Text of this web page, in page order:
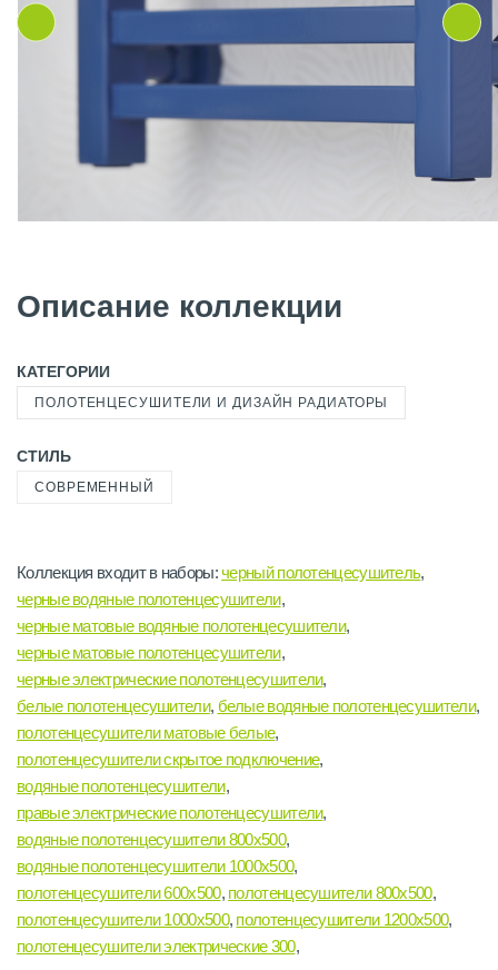
Описание коллекции
КАТЕГОРИИ
ПОЛОТЕНЦЕСУШИТЕЛИ И ДИЗАЙН РАДИАТОРЫ
СТИЛЬ
СОВРЕМЕННЫЙ
Коллекция входит в наборы:черный полотенцесушитель,
черные водяные полотенцесушители,
черные матовые водяные полотенцесушители,
черные матовые полотенцесушители,
черные электрические полотенцесушители,
белые полотенцесушители, белые водяные полотенцесушители,
полотенцесушители матовые белые,
полотенцесушители скрытое подключение,
водяные полотенцесушители,
правые электрические полотенцесушители,
водяные полотенцесушители 800х500,
водяные полотенцесушители 1000х500,
полотенцесушители 600х500, полотенцесушители 800х500,
полотенцесушители 1000х500, полотенцесушители 1200х500,
полотенцесушители электрические 300,